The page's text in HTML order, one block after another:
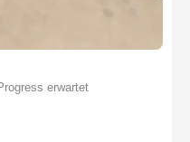
erwartet